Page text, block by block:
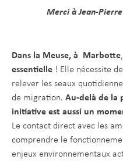
Merci à Jean-
Dans la Meuse, à Marbotte,
essentielle ! Elle nécessite
relever les seaux
de migration. Au-delà de la
initiative est aussi un
Le contact direct avec les
comprendre le
enjeux environnementaux